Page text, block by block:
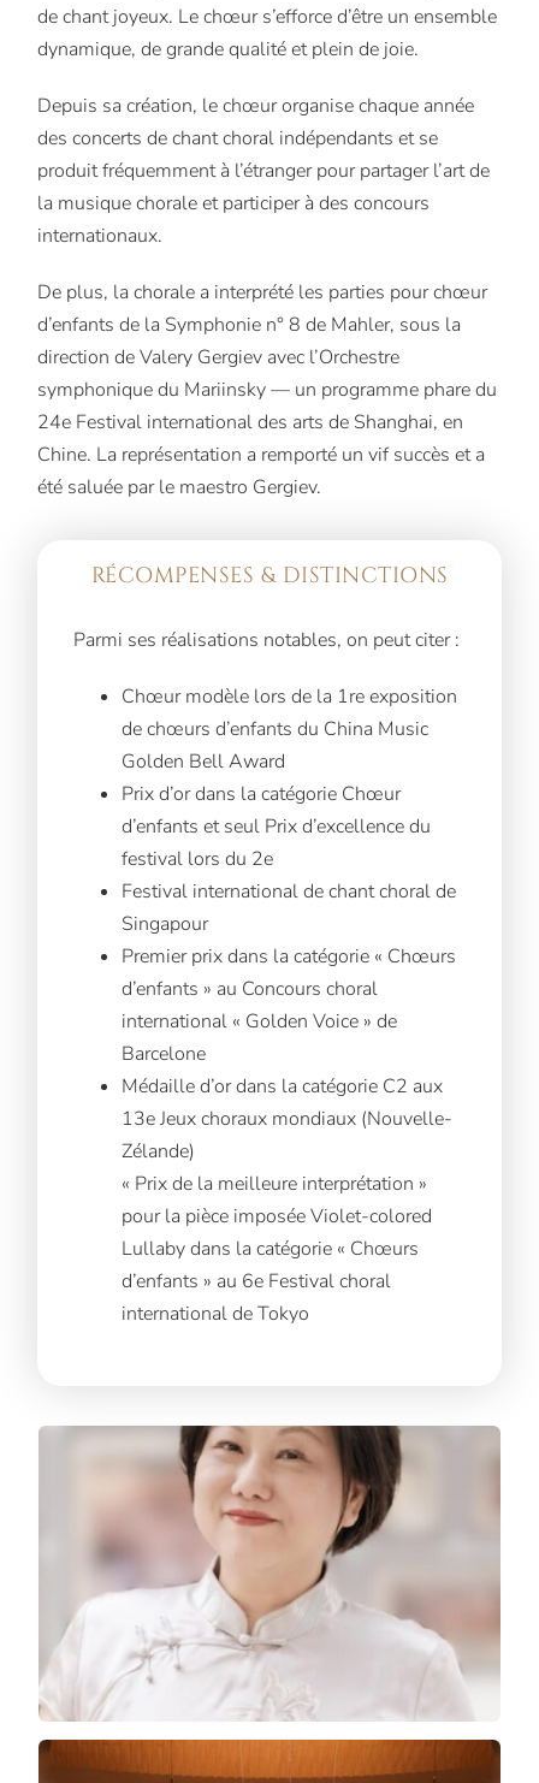
de chant joyeux. Le chœur s’efforce d’être un ensemble
dynamique, de grande qualité et plein de joie.
Depuis sa création, le chœur organise chaque année
des concerts de chant choral indépendants et se
produit fréquemment à l’étranger pour partager l’art de
la musique chorale et participer à des concours
internationaux.
De plus, la chorale a interprété les parties pour chœur
d’enfants de la Symphonie n° 8 de Mahler, sous la
direction de Valery Gergiev avec l’Orchestre
symphonique du Mariinsky — un programme phare du
24e Festival international des arts de Shanghai, en
Chine. La représentation a remporté un vif succès et a
été saluée par le maestro Gergiev.
RÉCOMPENSES & DISTINCTIONS
Parmi ses réalisations notables, on peut citer :
Chœur modèle lors de la 1re exposition
de chœurs d’enfants du China Music
Golden Bell Award
Prix d’or dans la catégorie Chœur
d’enfants et seul Prix d’excellence du
festival lors du 2e
Festival international de chant choral de
Singapour
Premier prix dans la catégorie « Chœurs
d’enfants » au Concours choral
international « Golden Voice » de
Barcelone
Médaille d’or dans la catégorie C2 aux
13e Jeux choraux mondiaux (Nouvelle-
Zélande)
« Prix de la meilleure interprétation »
pour la pièce imposée Violet-colored
Lullaby dans la catégorie « Chœurs
d’enfants » au 6e Festival choral
international de Tokyo